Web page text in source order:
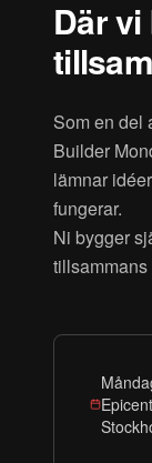
Där
Som en del
Builder
lämnar
fungerar.
Ni bygger